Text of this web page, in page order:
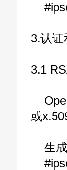
3.认证
3.1
或
生成